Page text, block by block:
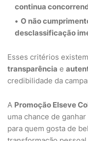
continua
O não
desclassificação
Esses critérios
transparência e
credibilidade da
A Promoção Elseve
uma chance de
para quem gosta de